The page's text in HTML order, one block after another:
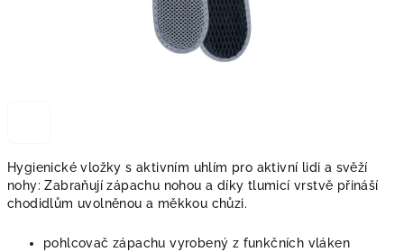
Hygienické vložky s aktivním uhlím pro aktivní lidi a svěží
nohy: Zabraňují zápachu nohou a díky tlumicí vrstvě přináší
chodidlům uvolněnou a měkkou chůzi.
pohlcovač zápachu vyrobený z funkčních vláken